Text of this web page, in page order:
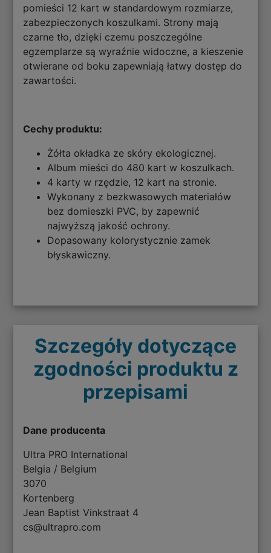
pomieści 12 kart w standardowym rozmiarze,
zabezpieczonych koszulkami. Strony mają
czarne tło, dzięki czemu poszczególne
egzemplarze są wyraźnie widoczne, a kieszenie
otwierane od boku zapewniają łatwy dostęp do
zawartości.
Cechy produktu:
Żółta okładka ze skóry ekologicznej.
Album mieści do 480 kart w koszulkach.
4 karty w rzędzie, 12 kart na stronie.
Wykonany z bezkwasowych materiałów
bez domieszki PVC, by zapewnić
najwyższą jakość ochrony.
Dopasowany kolorystycznie zamek
błyskawiczny.
Szczegóły dotyczące
zgodności produktu z
przepisami
Dane producenta
Ultra PRO International
Belgia / Belgium
3070
Kortenberg
Jean Baptist Vinkstraat 4
cs@ultrapro.com